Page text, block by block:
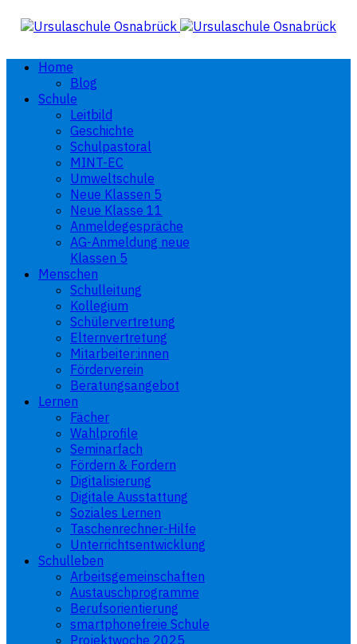
Home
Blog
Schule
Leitbild
Geschichte
Schulpastoral
MINT-EC
Umweltschule
Neue Klassen 5
Neue Klasse 11
Anmeldegespräche
AG-Anmeldung neue
Klassen 5
Menschen
Schulleitung
Kollegium
Schülervertretung
Elternvertretung
Mitarbeiter:innen
Förderverein
Beratungsangebot
Lernen
Fächer
Wahlprofile
Seminarfach
Fördern & Fordern
Digitalisierung
Digitale Ausstattung
Soziales Lernen
Taschenrechner-Hilfe
Unterrichtsentwicklung
Schulleben
Arbeitsgemeinschaften
Austauschprogramme
Berufsorientierung
smartphonefreie Schule
Projektwoche 2025